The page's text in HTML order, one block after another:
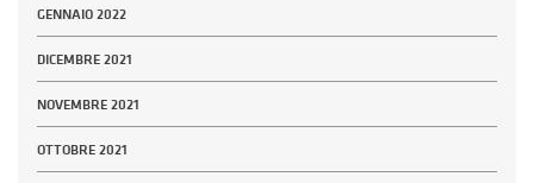
GENNAIO 2022
DICEMBRE 2021
NOVEMBRE 2021
OTTOBRE 2021